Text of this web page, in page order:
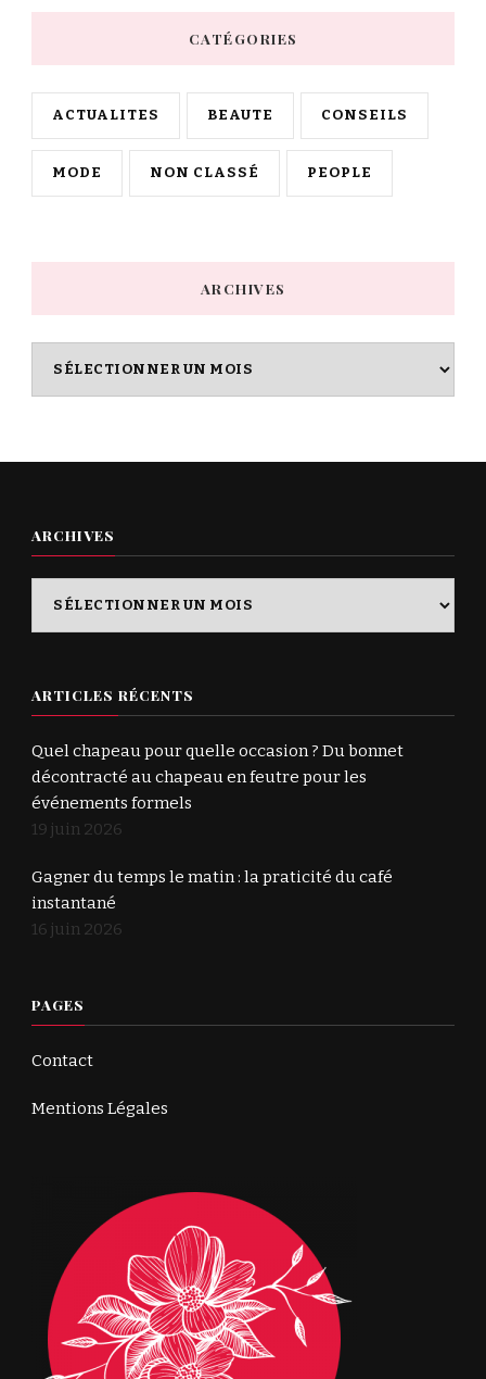
chose
CATÉGORIES
ACTUALITES BEAUTE CONSEILS
MODE NON CLASSÉ PEOPLE
ARCHIVES
Archives
ARCHIVES
Archives
ARTICLES RÉCENTS
Quel chapeau pour quelle occasion ? Du bonnet
décontracté au chapeau en feutre pour les
événements formels
19 juin 2026
Gagner du temps le matin : la praticité du café
instantané
16 juin 2026
PAGES
Contact
Mentions Légales